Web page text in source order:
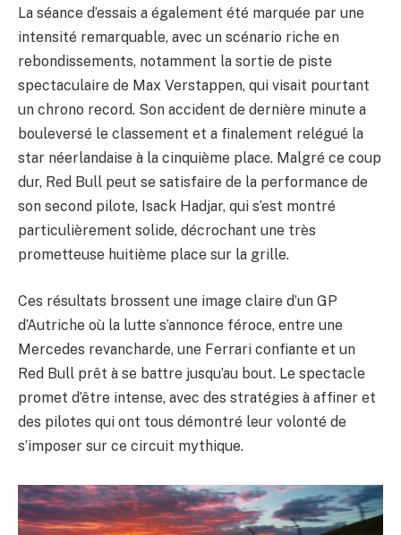
La séance d’essais a également été marquée par une
intensité remarquable, avec un scénario riche en
rebondissements, notamment la sortie de piste
spectaculaire de Max Verstappen, qui visait pourtant
un chrono record. Son accident de dernière minute a
bouleversé le classement et a finalement relégué la
star néerlandaise à la cinquième place. Malgré ce coup
dur, Red Bull peut se satisfaire de la performance de
son second pilote, Isack Hadjar, qui s’est montré
particulièrement solide, décrochant une très
prometteuse huitième place sur la grille.
Ces résultats brossent une image claire d’un GP
d’Autriche où la lutte s’annonce féroce, entre une
Mercedes revancharde, une Ferrari confiante et un
Red Bull prêt à se battre jusqu’au bout. Le spectacle
promet d’être intense, avec des stratégies à affiner et
des pilotes qui ont tous démontré leur volonté de
s’imposer sur ce circuit mythique.